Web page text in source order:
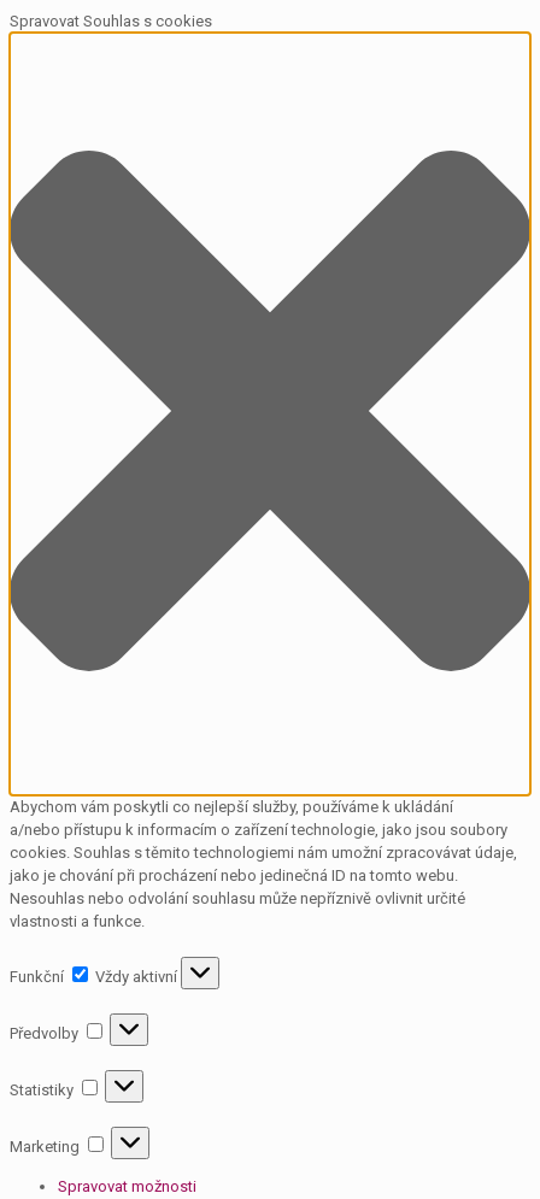
Spravovat Souhlas s cookies
Abychom vám poskytli co nejlepší služby, používáme k ukládání
a/nebo přístupu k informacím o zařízení technologie, jako jsou soubory
cookies. Souhlas s těmito technologiemi nám umožní zpracovávat údaje,
jako je chování při procházení nebo jedinečná ID na tomto webu.
Nesouhlas nebo odvolání souhlasu může nepříznivě ovlivnit určité
vlastnosti a funkce.
Funkční
Funkční
Vždy aktivní
Předvolby
Předvolby
Statistiky
Statistiky
Marketing
Marketing
Spravovat možnosti